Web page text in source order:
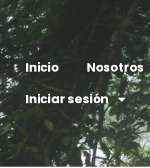
Inicio Nosotros
Iniciar sesión